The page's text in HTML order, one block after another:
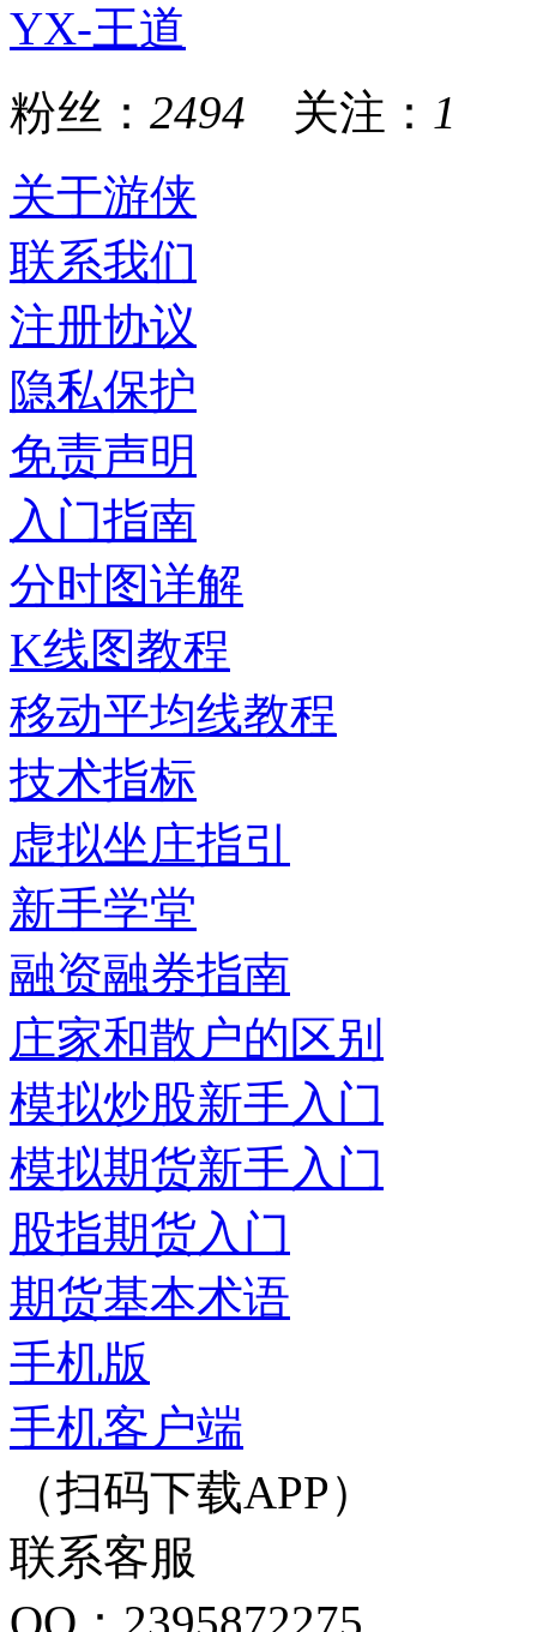
YX-王道
粉丝： 2494 关注： 1
关于游侠
联系我们
注册协议
隐私保护
免责声明
入门指南
分时图详解
K线图教程
移动平均线教程
技术指标
虚拟坐庄指引
新手学堂
融资融券指南
庄家和散户的区别
模拟炒股新手入门
模拟期货新手入门
股指期货入门
期货基本术语
手机版
手机客户端
（扫码下载APP）
联系客服
QQ：2395872275